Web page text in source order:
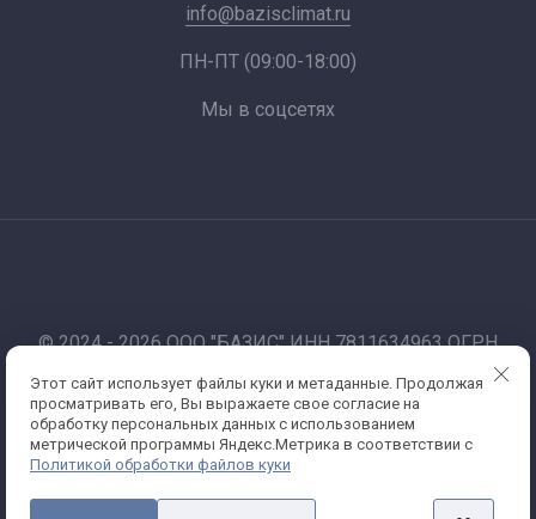
info@bazisclimat.ru
ПН-ПТ (09:00-18:00)
Мы в соцсетях
© 2024 - 2026 ООО "БАЗИС" ИНН 7811634963 ОГРН
Работаем по 44-фз и 223-фз. Санкт-Петербург
Политика конфиденциальности
Этот сайт использует файлы куки и метаданные. Продолжая
просматривать его, Вы выражаете свое согласие на
обработку персональных данных с использованием
метрической программы Яндекс.Метрика в соответствии с
Политикой обработки файлов куки